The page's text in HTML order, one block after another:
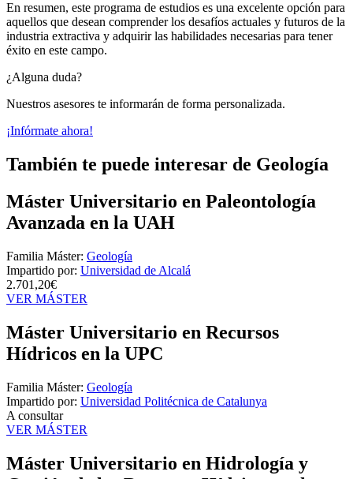
En resumen, este programa de estudios es una excelente opción para
aquellos que desean comprender los desafíos actuales y futuros de la
industria extractiva y adquirir las habilidades necesarias para tener
éxito en este campo.
¿Alguna duda?
Nuestros asesores te informarán de forma personalizada.
¡Infórmate ahora!
También te puede interesar de Geología
Máster Universitario en Paleontología
Avanzada en la UAH
Familia Máster: Geología
Impartido por: Universidad de Alcalá
2.701,20€
VER MÁSTER
Máster Universitario en Recursos
Hídricos en la UPC
Familia Máster: Geología
Impartido por: Universidad Politécnica de Catalunya
A consultar
VER MÁSTER
Máster Universitario en Hidrología y